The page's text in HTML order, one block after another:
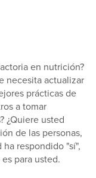
en nutrición?
necesita actualizar
prácticas de
a tomar
¿Quiere usted
de las personas,
ha respondido "sí",
para usted.